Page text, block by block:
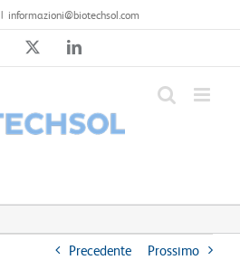
| informazioni@biotechsol.com
Facebook LinkedIn
Precedente Prossimo